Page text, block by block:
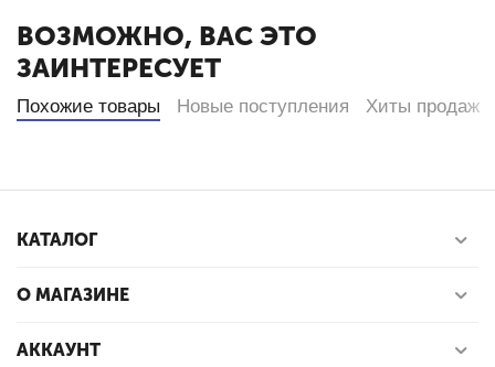
ВОЗМОЖНО, ВАС ЭТО
ЗАИНТЕРЕСУЕТ
Похожие товары Новые поступления Хиты продаж
КАТАЛОГ
О МАГАЗИНЕ
АККАУНТ